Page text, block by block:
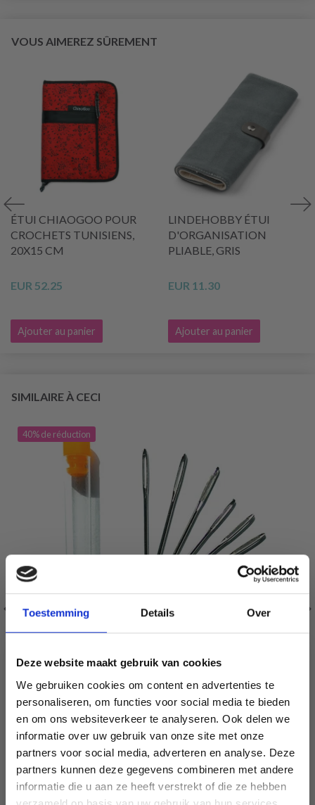
Toestemming Details Over
Deze website maakt gebruik van cookies
We gebruiken cookies om content en advertenties te
personaliseren, om functies voor social media te bieden
en om ons websiteverkeer te analyseren. Ook delen we
informatie over uw gebruik van onze site met onze
partners voor social media, adverteren en analyse. Deze
partners kunnen deze gegevens combineren met andere
informatie die u aan ze heeft verstrekt of die ze hebben
VOUS AIMEREZ SÛREMENT
ÉTUI CHIAOGOO POUR
CROCHETS TUNISIENS,
20X15 CM
EUR 52.25
Ajouter au panier
LINDEHOBBY ÉTUI
D'ORGANISATION
PLIABLE, GRIS
EUR 11.30
Ajouter au panier
SIMILAIRE À CECI
40% de réduction
HOBBYARTS 9 AIGUILLES D'ARRÊT
EUR 2.10 EUR 3.50
L'offre expire le 31/08/2026
Ajouter au panier
Économisez jusqu'à 50 %
Soyez le premier à connaître nos soldes et